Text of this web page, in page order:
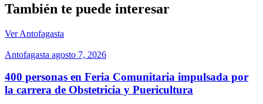
También te puede interesar
Ver Antofagasta
Antofagasta agosto 7, 2026
400 personas en Feria Comunitaria impulsada por
la carrera de Obstetricia y Puericultura